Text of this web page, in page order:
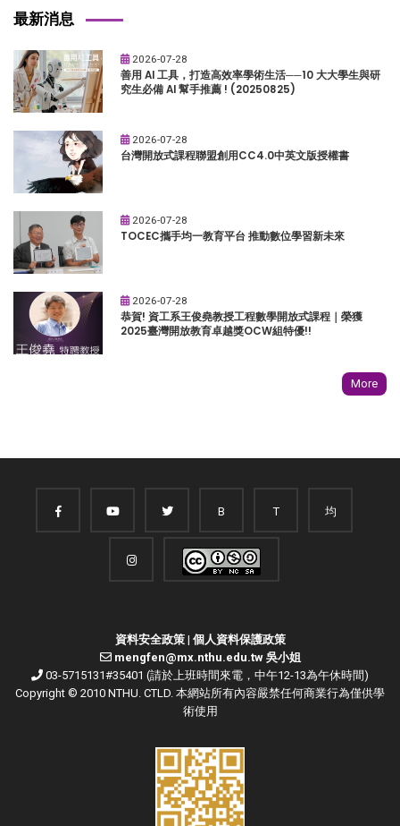
最新消息
2026-07-28
善用 AI 工具，打造高效率學術生活──10 大大學生與研
究生必備 AI 幫手推薦 ! (20250825)
2026-07-28
台灣開放式課程聯盟創用CC4.0中英文版授權書
2026-07-28
TOCEC攜手均一教育平台 推動數位學習新未來
2026-07-28
恭賀! 資工系王俊堯教授工程數學開放式課程｜榮獲
2025臺灣開放教育卓越獎OCW組特優!!
More
B T 均
資料安全政策| 個人資料保護政策
mengfen@mx.nthu.edu.tw 吳小姐
03-5715131#35401 (請於上班時間來電，中午12-13為午休時間)
Copyright © 2010 NTHU. CTLD. 本網站所有內容嚴禁任何商業行為僅供學
術使用